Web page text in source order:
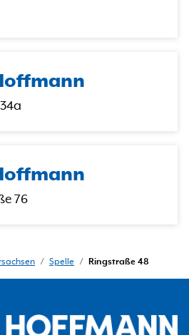
76
/ Spelle / Ringstraße 48